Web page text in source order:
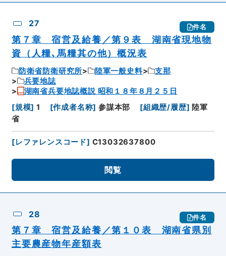
27 件名
第７章 宿営及給養／第９表 湖南省現地物
資（人糧､馬糧其の他）概況表
防衛省防衛研究所 陸軍一般史料
支那
兵要地誌
湖南省兵要地誌概説 昭和１８年８月２５日
[規模] 1 [作成者名称] 参謀本部 [組織歴/履歴] 陸軍
省
[レファレンスコード] C13032637800
閲覧
28 件名
第７章 宿営及給養／第１０表 湖南省県別
主要農産物年産額表